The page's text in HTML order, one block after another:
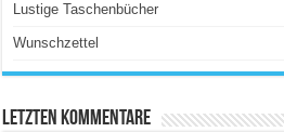
Lustige Taschenbücher
Wunschzettel
Letzten Kommentare